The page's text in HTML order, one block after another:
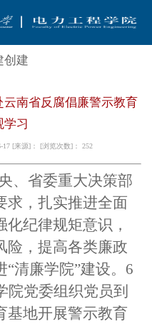
创建
南省反腐倡廉警示教育
学习
[来源]： [浏览次数]： 252
、省委重大决策部
求，扎实推进全面
纪律规矩意识，
险，提高各类廉政
清廉学院”建设。6
院党委组织党员到
基地开展警示教育